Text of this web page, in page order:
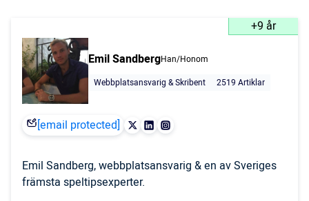
+9 år
Emil SandbergHan/Honom
Webbplatsansvarig & Skribent
2519 Artiklar
[email protected]
Emil Sandberg, webbplatsansvarig & en av Sveriges
främsta speltipsexperter.